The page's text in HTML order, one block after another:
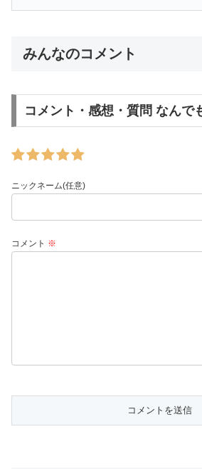
みんなのコメント
コメント・感想・質問 なんで
コメント ※
ニックネーム(任意)